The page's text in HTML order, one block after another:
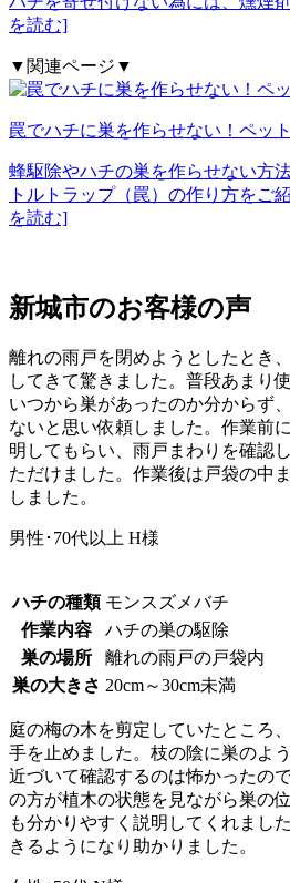
を読む]
▼関連ページ▼
罠でハチに巣を作らせない！ペッ
蜂駆除やハチの巣を作らせない方
トルトラップ（罠）の作り方をご
を読む]
新城市のお客様の声
離れの雨戸を閉めようとしたとき
してきて驚きました。普段あまり
いつから巣があったのか分からず
ないと思い依頼しました。作業前
明してもらい、雨戸まわりを確認
ただけました。作業後は戸袋の中
しました。
男性･70代以上 H様
ハチの種類 モンスズメバチ
作業内容
ハチの巣の駆除
巣の場所
離れの雨戸の戸袋内
巣の大きさ 20cm～30cm未満
庭の梅の木を剪定していたところ
手を止めました。枝の陰に巣のよ
近づいて確認するのは怖かったの
の方が植木の状態を見ながら巣の
も分かりやすく説明してくれまし
きるようになり助かりました。